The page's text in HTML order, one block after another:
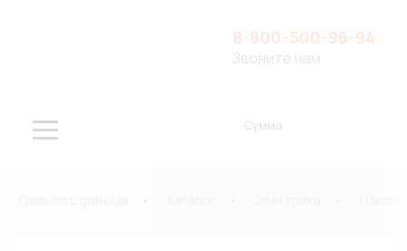
8-800-500-96-94
Звоните нам
Сумма